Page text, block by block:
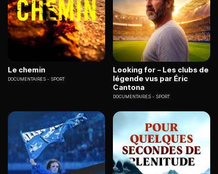
Le chemin
DOCUMENTAIRES SPORT
Looking for – Les clubs de
légende vus par Éric
Cantona
DOCUMENTAIRES SPORT